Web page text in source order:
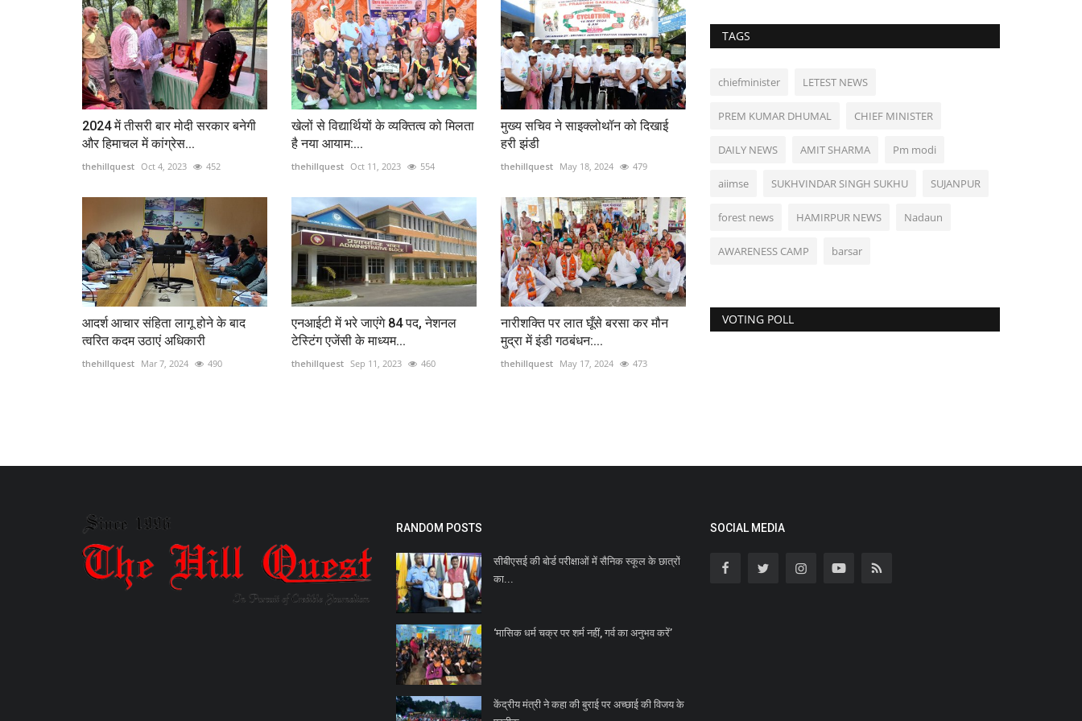
2024 में तीसरी बार मोदी सरकार बनेगी
और हिमाचल में कांग्रेस...
thehillquest Oct 4, 2023 452
खेलों से विद्यार्थियों के व्यक्तित्व को मिलता
है नया आयाम:...
thehillquest Oct 11, 2023 554
मुख्य सचिव ने साइक्लोथॉन को दिखाई
हरी झंडी
thehillquest May 18, 2024 479
आदर्श आचार संहिता लागू होने के बाद
त्वरित कदम उठाएं अधिकारी
thehillquest Mar 7, 2024 490
एनआईटी में भरे जाएंगे 84 पद, नेशनल
टेस्टिंग एजेंसी के माध्यम...
thehillquest Sep 11, 2023 460
नारीशक्ति पर लात घूँसे बरसा कर मौन
मुद्रा में इंडी गठबंधन:...
thehillquest May 17, 2024 473
TAGS
chiefminister LETEST NEWS
PREM KUMAR DHUMAL CHIEF MINISTER
DAILY NEWS AMIT SHARMA Pm modi
aiimse SUKHVINDAR SINGH SUKHU SUJANPUR
forest news HAMIRPUR NEWS Nadaun
AWARENESS CAMP barsar
VOTING POLL
RANDOM POSTS
सीबीएसई की बोर्ड परीक्षाओं में सैनिक स्कूल के छात्रों
का...
‘मासिक धर्म चक्र पर शर्म नहीं, गर्व का अनुभव करें’
केंद्रीय मंत्री ने कहा की बुराई पर अच्छाई की विजय के
SOCIAL MEDIA